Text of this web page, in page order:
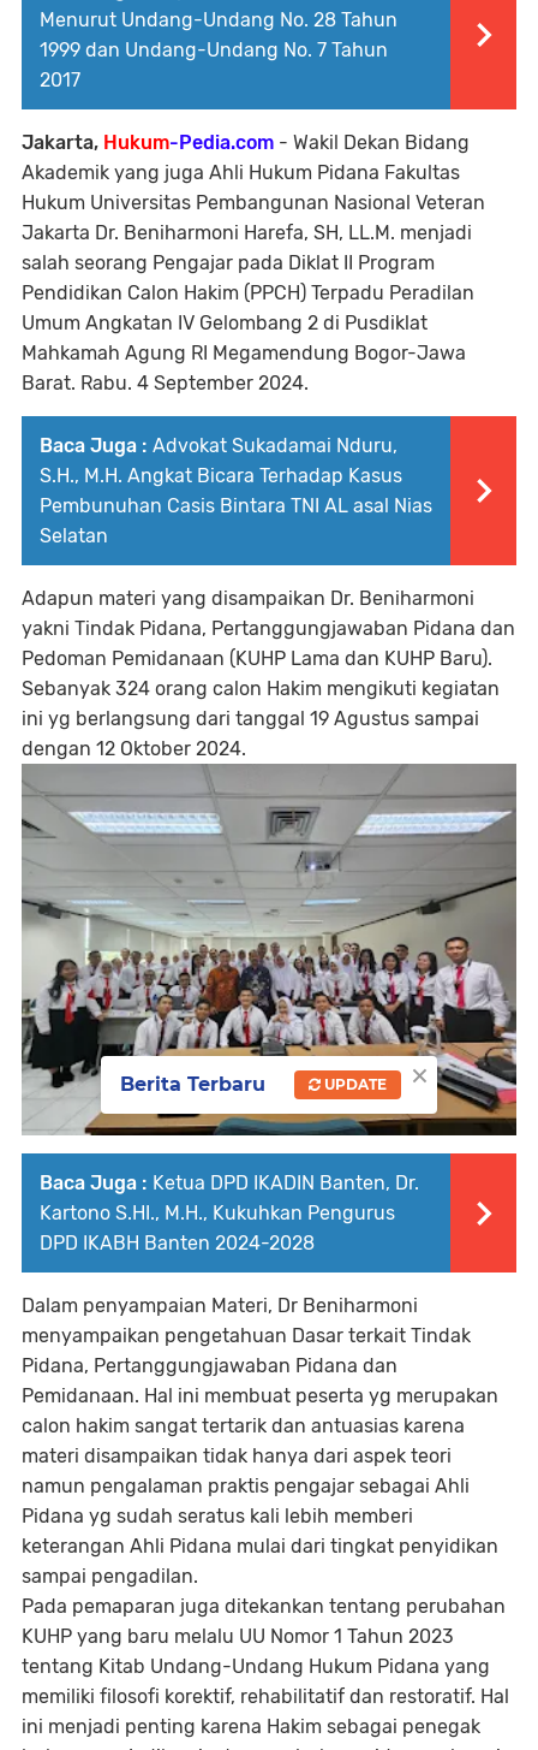
Menurut Undang-Undang No. 28 Tahun
1999 dan Undang-Undang No. 7 Tahun
2017
Jakarta, Hukum-Pedia.com - Wakil Dekan Bidang
Akademik yang juga Ahli Hukum Pidana Fakultas
Hukum Universitas Pembangunan Nasional Veteran
Jakarta Dr. Beniharmoni Harefa, SH, LL.M. menjadi
salah seorang Pengajar pada Diklat II Program
Pendidikan Calon Hakim (PPCH) Terpadu Peradilan
Umum Angkatan IV Gelombang 2 di Pusdiklat
Mahkamah Agung RI Megamendung Bogor-Jawa
Barat. Rabu. 4 September 2024.
Baca Juga : Advokat Sukadamai Nduru,
S.H., M.H. Angkat Bicara Terhadap Kasus
Pembunuhan Casis Bintara TNI AL asal Nias
Selatan
Adapun materi yang disampaikan Dr. Beniharmoni
yakni Tindak Pidana, Pertanggungjawaban Pidana dan
Pedoman Pemidanaan (KUHP Lama dan KUHP Baru).
Sebanyak 324 orang calon Hakim mengikuti kegiatan
ini yg berlangsung dari tanggal 19 Agustus sampai
dengan 12 Oktober 2024.
Baca Juga : Ketua DPD IKADIN Banten, Dr.
Kartono S.HI., M.H., Kukuhkan Pengurus
DPD IKABH Banten 2024-2028
Dalam penyampaian Materi, Dr Beniharmoni
menyampaikan pengetahuan Dasar terkait Tindak
Pidana, Pertanggungjawaban Pidana dan
Pemidanaan. Hal ini membuat peserta yg merupakan
calon hakim sangat tertarik dan antuasias karena
materi disampaikan tidak hanya dari aspek teori
namun pengalaman praktis pengajar sebagai Ahli
Pidana yg sudah seratus kali lebih memberi
keterangan Ahli Pidana mulai dari tingkat penyidikan
sampai pengadilan.
Pada pemaparan juga ditekankan tentang perubahan
KUHP yang baru melalu UU Nomor 1 Tahun 2023
tentang Kitab Undang-Undang Hukum Pidana yang
memiliki filosofi korektif, rehabilitatif dan restoratif. Hal
ini menjadi penting karena Hakim sebagai penegak
×
Berita Terbaru UPDATE